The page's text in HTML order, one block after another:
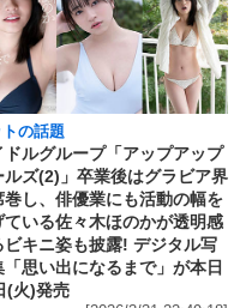
の話題
ドルグループ「アップアップ
ルズ(2)」卒業後はグラビア界
巻し、俳優業にも活動の幅を
ている佐々木ほのかが透明感
ビキニ姿も披露! デジタル写
「思い出になるまで」が本日
(火)発売